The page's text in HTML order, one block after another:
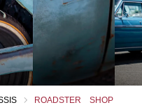
ROADSTER SHOP